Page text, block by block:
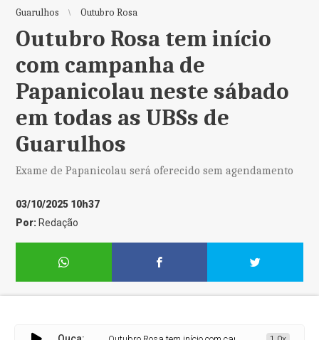
Guarulhos Outubro Rosa
Outubro Rosa tem início
com campanha de
Papanicolau neste sábado
em todas as UBSs de
Guarulhos
Exame de Papanicolau será oferecido sem agendamento
03/10/2025 10h37
Por: Redação